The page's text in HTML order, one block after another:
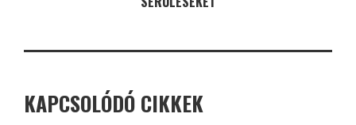
KAPCSOLÓDÓ CIKKEK